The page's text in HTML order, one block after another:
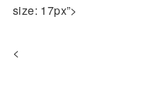
size: 17px”>
<